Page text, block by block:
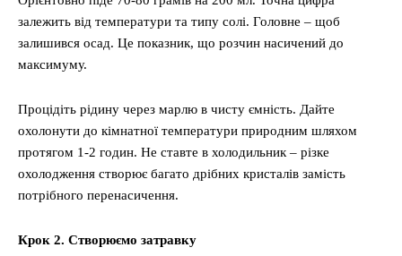
залежить від температури та типу солі. Головне – щоб
залишився осад. Це показник, що розчин насичений до
максимуму.
Процідіть рідину через марлю в чисту ємність. Дайте
охолонути до кімнатної температури природним шляхом
протягом 1-2 годин. Не ставте в холодильник – різке
охолодження створює багато дрібних кристалів замість
потрібного перенасичення.
Крок 2. Створюємо затравку